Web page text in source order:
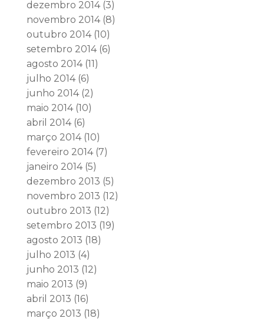
dezembro 2014(3)
novembro 2014(8)
outubro 2014(10)
setembro 2014(6)
agosto 2014(11)
julho 2014(6)
junho 2014(2)
maio 2014(10)
abril 2014(6)
março 2014(10)
fevereiro 2014(7)
janeiro 2014(5)
dezembro 2013 (5)
novembro 2013 (12)
outubro 2013 (12)
setembro 2013 (19)
agosto 2013 (18)
julho 2013 (4)
junho 2013 (12)
maio 2013 (9)
abril 2013 (16)
março 2013 (18)